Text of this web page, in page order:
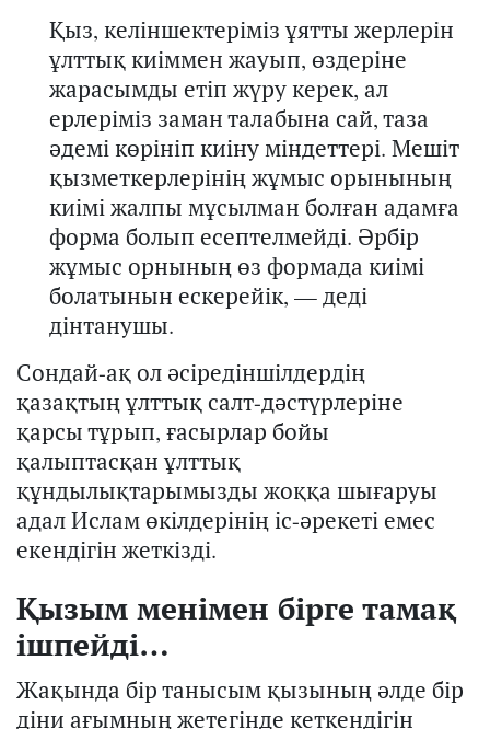
Қыз, келіншектеріміз ұятты жерлерін
ұлттық киіммен жауып, өздеріне
жарасымды етіп жүру керек, ал
ерлеріміз заман талабына сай, таза
әдемі көрініп киіну міндеттері. Мешіт
қызметкерлерінің жұмыс орынының
киімі жалпы мұсылман болған адамға
форма болып есептелмейді. Әрбір
жұмыс орнының өз формада киімі
болатынын ескерейік, — деді
дінтанушы.
Сондай-ақол әсіредіншілдердің
қазақтың ұлттық салт-дәстүрлеріне
қарсы тұрып, ғасырлар бойы
қалыптасқан ұлттық
құндылықтарымызды жоққа шығаруы
адал Ислам өкілдерінің іс-әрекеті емес
екендігін жеткізді.
Қызым менімен бірге тамақ
ішпейді…
Жақында бір танысым қызының әлде бір
діни ағымның жетегінде кеткендігін